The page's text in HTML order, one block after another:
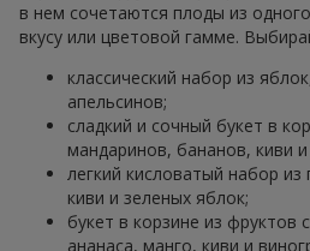
в нем сочетаются плоды из
вкусу или цветовой гамме.
классический набор из
апельсинов;
сладкий и сочный букет в
мандаринов, бананов, киви
легкий кисловатый набор
киви и зеленых яблок;
букет в корзине из фруктов
ананаса, манго, киви и